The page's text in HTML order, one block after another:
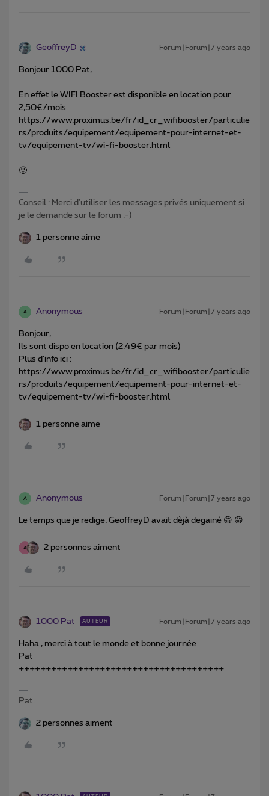
GeoffreyD Forum|Forum|7 years ago
Bonjour 1000 Pat,
En effet le WIFI Booster est disponible en location pour
2,50€/mois.
https://www.proximus.be/fr/id_cr_wifibooster/particulie
rs/produits/equipement/equipement-pour-internet-et-
tv/equipement-tv/wi-fi-booster.html
🙂
Conseil : Merci d'utiliser les messages privés uniquement si
je le demande sur le forum :-)
1 personne aime
A Anonymous Forum|Forum|7 years ago
Bonjour,
Ils sont dispo en location (2.49€ par mois)
Plus d'info ici :
https://www.proximus.be/fr/id_cr_wifibooster/particulie
rs/produits/equipement/equipement-pour-internet-et-
tv/equipement-tv/wi-fi-booster.html
1 personne aime
A Anonymous Forum|Forum|7 years ago
Le temps que je redige, GeoffreyD avait dèjà degainé 😁 😁
A 2 personnes aiment
1000 Pat AUTEUR Forum|Forum|7 years ago
Haha , merci à tout le monde et bonne journée
Pat
++++++++++++++++++++++++++++++++++++++
Pat.
2 personnes aiment